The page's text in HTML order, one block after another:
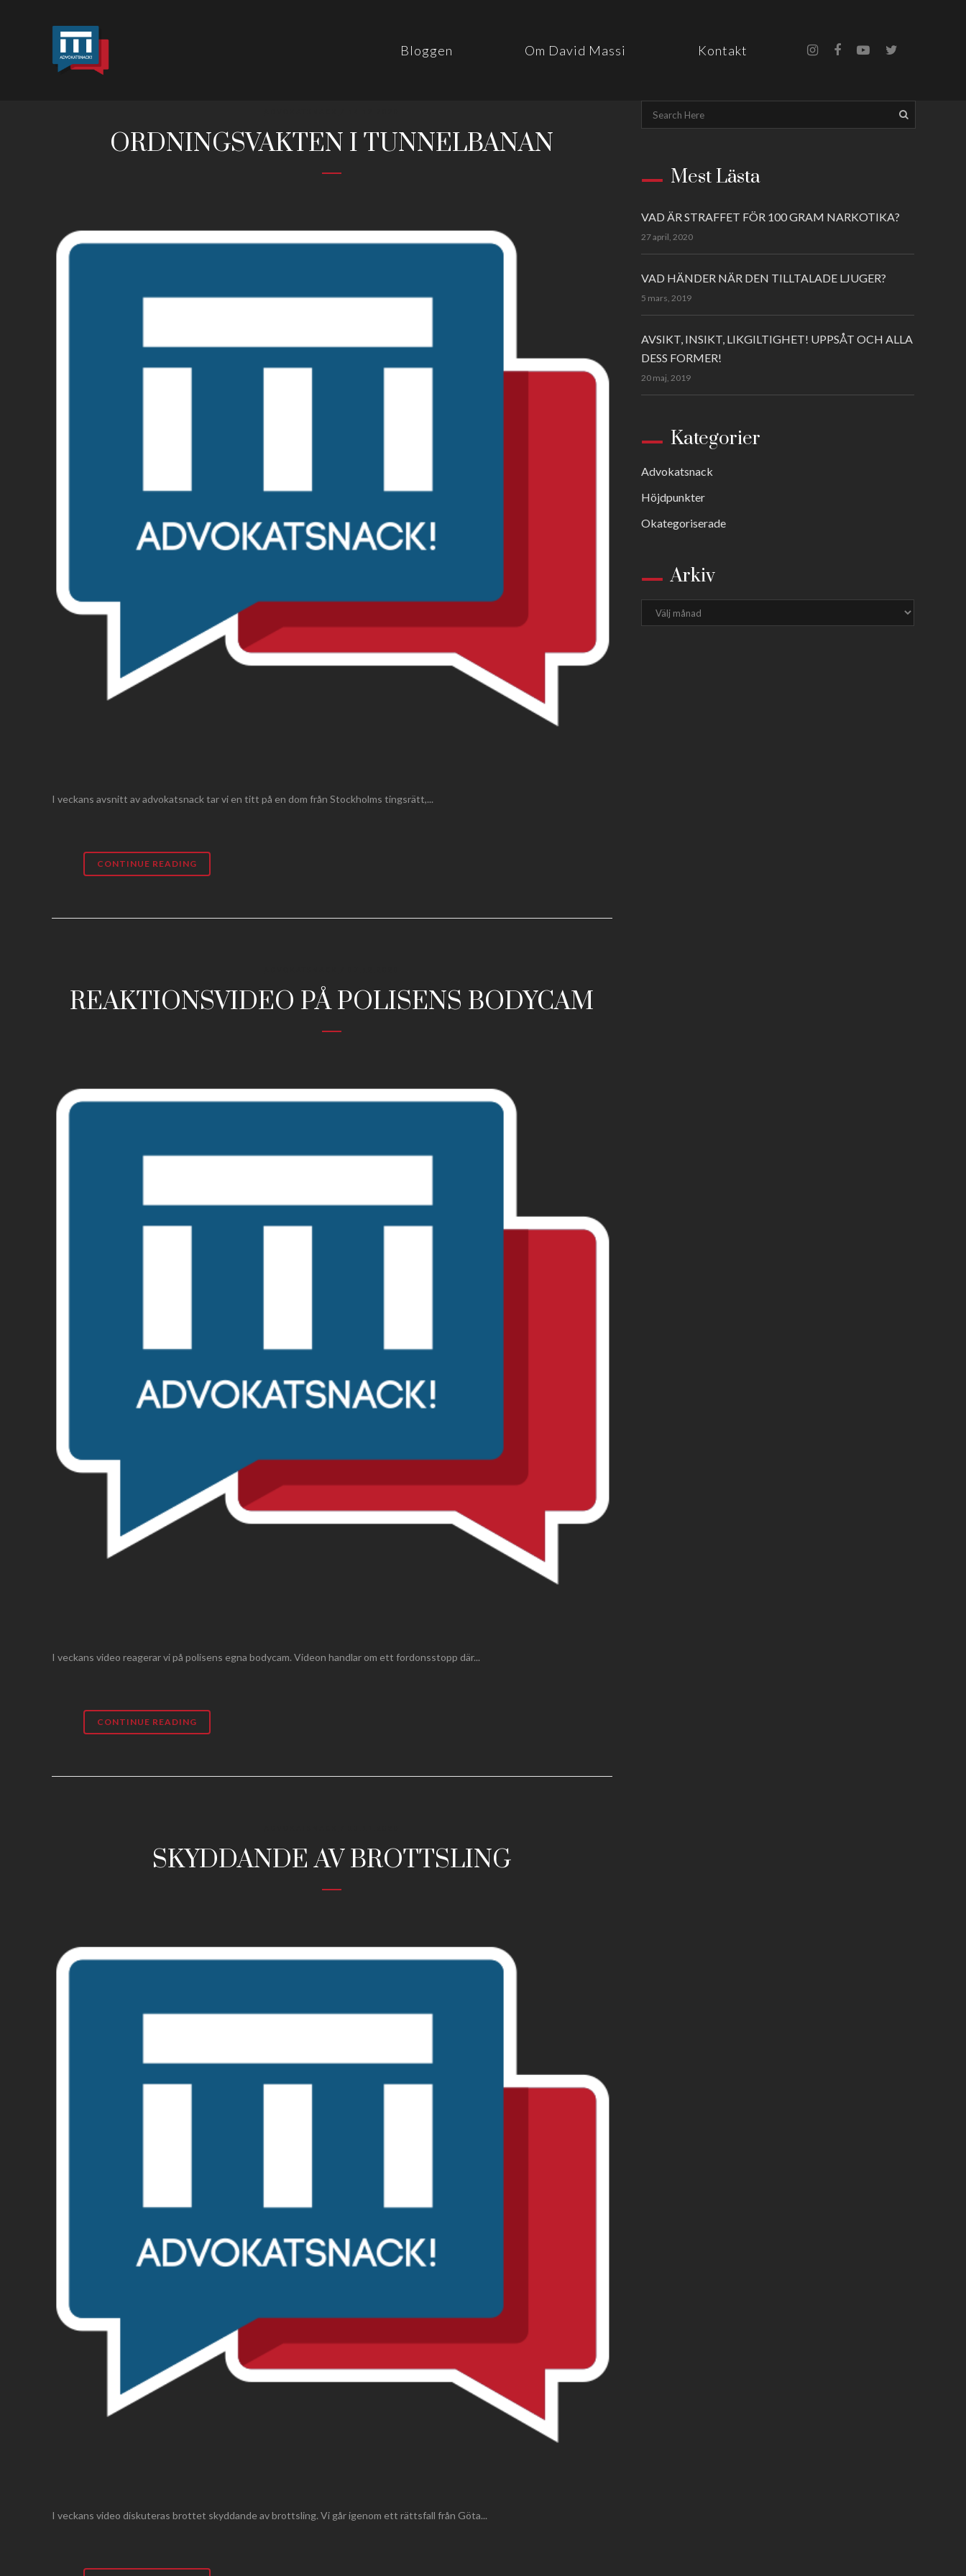
Bloggen Om David Massi Kontakt
ORDNINGSVAKTEN I TUNNELBANAN
I veckans avsnitt av advokatsnack tar vi en titt på en dom från Stockholms tingsrätt,...
CONTINUE READING
REAKTIONSVIDEO PÅ POLISENS BODYCAM
I veckans video reagerar vi på polisens egna bodycam. Videon handlar om ett fordonsstopp där...
CONTINUE READING
SKYDDANDE AV BROTTSLING
I veckans video diskuteras brottet skyddande av brottsling. Vi går igenom ett rättsfall från Göta...
Mest Lästa
VAD ÄR STRAFFET FÖR 100 GRAM NARKOTIKA?
27 april, 2020
VAD HÄNDER NÄR DEN TILLTALADE LJUGER?
5 mars, 2019
AVSIKT, INSIKT, LIKGILTIGHET! UPPSÅT OCH ALLA
DESS FORMER!
20 maj, 2019
Kategorier
Advokatsnack
Höjdpunkter
Okategoriserade
Arkiv